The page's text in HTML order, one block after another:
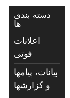
دسته بندی
ها
اعلانات
فوتی
بیانات، پیامها
و گزارشها